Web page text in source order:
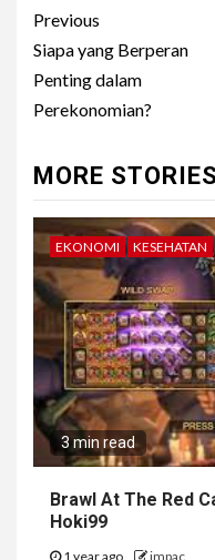
Continue
Reading
Previous
Siapa yang Berperan
Penting dalam
Perekonomian?
MORE STORIES
EKONOMI KESEHATAN
3 min read
Brawl At The Red
Hoki99
1 year ago impac